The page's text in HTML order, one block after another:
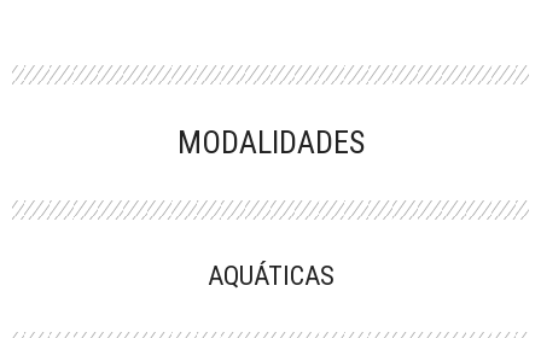
MODALIDADES
AQUÁTICAS